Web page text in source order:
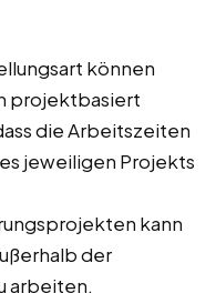
können
projektbasiert
die Arbeitszeiten
jeweiligen Projekts
kann
der
arbeiten.